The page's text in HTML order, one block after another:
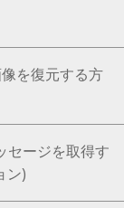
を復元する方
ージを取得す
ン)